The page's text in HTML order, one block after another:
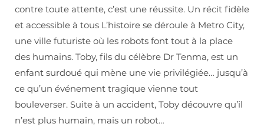
contre toute attente, c’est une réussite. Un récit fidèle
et accessible à tous L’histoire se déroule à Metro City,
une ville futuriste où les robots font tout à la place
des humains. Toby, fils du célèbre Dr Tenma, est un
enfant surdoué qui mène une vie privilégiée… jusqu’à
ce qu’un événement tragique vienne tout
bouleverser. Suite à un accident, Toby découvre qu’il
n’est plus humain, mais un robot…